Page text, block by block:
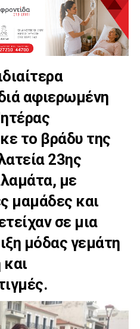
αφιερωμένη
το βράδυ της
23ης
με
μαμάδες και
σε μια
μόδας γεμάτη